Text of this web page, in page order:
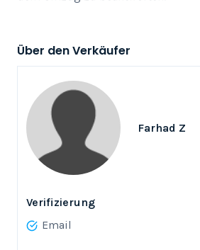
Über den Verkäufer
Farhad Z
Verifizierung
Email